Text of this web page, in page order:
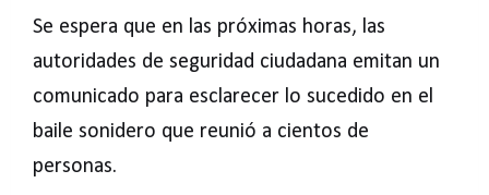
Se espera que en las próximas horas, las
autoridades de seguridad ciudadana emitan un
comunicado para esclarecer lo sucedido en el
baile sonidero que reunió a cientos de
personas.